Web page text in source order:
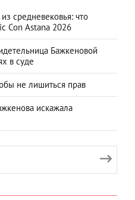
средневековья: что
Con Astana 2026
Бажкеновой
в суде
не лишиться прав
искажала